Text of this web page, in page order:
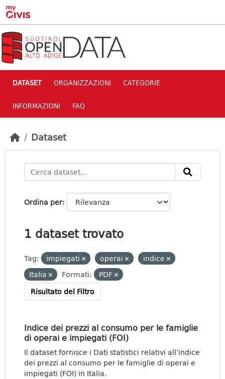
Skip to main content
DATASET ORGANIZZAZIONI CATEGORIE
INFORMAZIONI FAQ
Dataset
Ordina per
1 dataset trovato
Tag: impiegati operai
indice
Italia
Formati:
PDF
Risultato del Filtro
Indice dei prezzi al consumo per le famiglie
di operai e impiegati (FOI)
Il dataset fornisce i Dati statistici relativi all’indice
dei prezzi al consumo per le famiglie di operai e
impiegati (FOI) in Italia.